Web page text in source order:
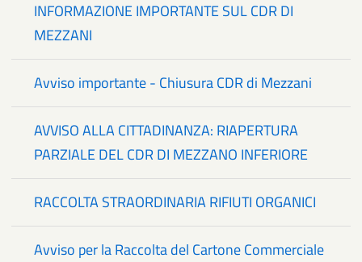
INFORMAZIONE IMPORTANTE SUL CDR DI
MEZZANI
Avviso importante - Chiusura CDR di Mezzani
AVVISO ALLA CITTADINANZA: RIAPERTURA
PARZIALE DEL CDR DI MEZZANO INFERIORE
RACCOLTA STRAORDINARIA RIFIUTI ORGANICI
Avviso per la Raccolta del Cartone Commerciale